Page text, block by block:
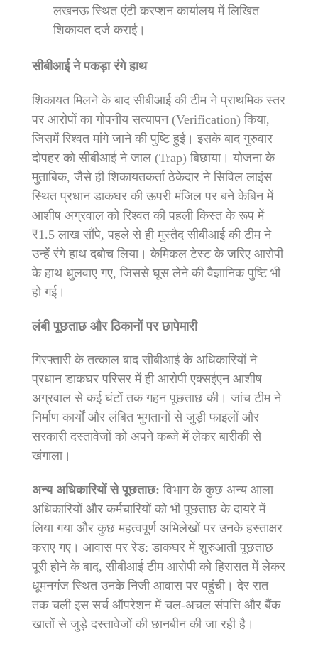
लखनऊ स्थित एंटी करप्शन कार्यालय में लिखित
शिकायत दर्ज कराई।
सीबीआई ने पकड़ा रंगे हाथ
शिकायत मिलने के बाद सीबीआई की टीम ने प्राथमिक स्तर
पर आरोपों का गोपनीय सत्यापन (Verification) किया,
जिसमें रिश्वत मांगे जाने की पुष्टि हुई। इसके बाद गुरुवार
दोपहर को सीबीआई ने जाल (Trap) बिछाया।योजना के
मुताबिक, जैसे ही शिकायतकर्ता ठेकेदार ने सिविल लाइंस
स्थित प्रधान डाकघर की ऊपरी मंजिल पर बने केबिन में
आशीष अग्रवाल को रिश्वत की पहली किस्त के रूप में
₹1.5 लाख सौंपे, पहले से ही मुस्तैद सीबीआई की टीम ने
उन्हें रंगे हाथ दबोच लिया। केमिकल टेस्ट के जरिए आरोपी
के हाथ धुलवाए गए, जिससे घूस लेने की वैज्ञानिक पुष्टि भी
हो गई।
लंबी पूछताछ और ठिकानों पर छापेमारी
गिरफ्तारी के तत्काल बाद सीबीआई के अधिकारियों ने
प्रधान डाकघर परिसर में ही आरोपी एक्सईएन आशीष
अग्रवाल से कई घंटों तक गहन पूछताछ की।जांच टीम ने
निर्माण कार्यों और लंबित भुगतानों से जुड़ी फाइलों और
सरकारी दस्तावेजों को अपने कब्जे में लेकर बारीकी से
खंगाला।
अन्य अधिकारियों से पूछताछ: विभाग के कुछ अन्य आला
अधिकारियों और कर्मचारियों को भी पूछताछ के दायरे में
लिया गया और कुछ महत्वपूर्ण अभिलेखों पर उनके हस्ताक्षर
कराए गए। आवास पर रेड: डाकघर में शुरुआती पूछताछ
पूरी होने के बाद, सीबीआई टीम आरोपी को हिरासत में लेकर
धूमनगंज स्थित उनके निजी आवास पर पहुंची। देर रात
तक चली इस सर्च ऑपरेशन में चल-अचल संपत्ति और बैंक
खातों से जुड़े दस्तावेजों की छानबीन की जा रही है।